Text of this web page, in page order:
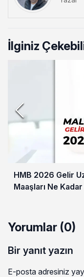
İlginiz
HMB 2026 Gelir
Maaşları Ne
Yorumlar (0)
Bir yanıt yazın
E-posta adresiniz